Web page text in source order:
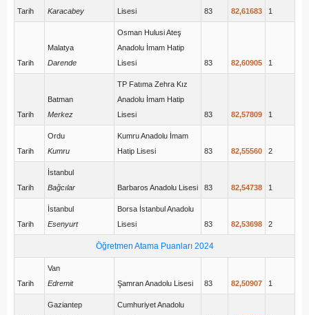
Tarih Karacabey Lisesi 83 82,61683 1
Tarih
Malatya
Darende
Osman Hulusi Ateş
Anadolu İmam Hatip
Lisesi
83 82,60905 1
Tarih
Batman
Merkez
TP Fatıma Zehra Kız
Anadolu İmam Hatip
Lisesi
83 82,57809 1
Tarih
Ordu
Kumru
Kumru Anadolu İmam
Hatip Lisesi
83 82,55560 2
Tarih
İstanbul
Bağcılar
Barbaros Anadolu Lisesi 83 82,54738 1
Tarih
İstanbul
Esenyurt
Borsa İstanbul Anadolu
Lisesi
83 82,53698 2
Öğretmen Atama Puanları 2024
Tarih
Van
Edremit
Şamran Anadolu Lisesi 83 82,50907 1
Gaziantep
Cumhuriyet Anadolu